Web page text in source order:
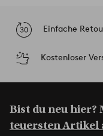
Einfache
Kostenloser
Bist du neu hier?
teuersten Artikel